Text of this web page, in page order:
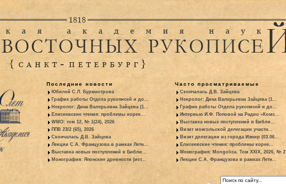
Последние новости
Юбилей С.Л. Бурмистрова
График работы Отдела рукописей и до...
Некролог: Дина Валерьевна Зайцева (1...
Елисеевские чтения: проблемы корее...
WMO: том 12, № 1(24), 2026
ППВ 23/2 (65), 2026
Скончалась Д.В. Зайцева
Лекции С.А. Французова в рамках Летн...
Выставка новых поступлений в Библи...
Монография: Японские древности (ист...
Часто просматриваемые
Скончалась Д.В. Зайцева
Некролог: Дина Валерьевна Зайцева (1...
График работы Отдела рукописей и до...
Интервью И.Ф. Поповой на Радио «Комс...
Выставка новых поступлений в Библи...
Визит монгольской делегации участн...
Визит делегации из города Измир (03.06...
Елисеевские чтения: проблемы корее...
Монография: Mongolica. Том XXIX, 2026, № 2
Лекции С.А. Французова в рамках Летн...